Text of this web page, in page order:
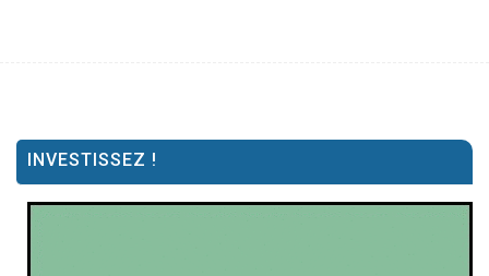
INVESTISSEZ !